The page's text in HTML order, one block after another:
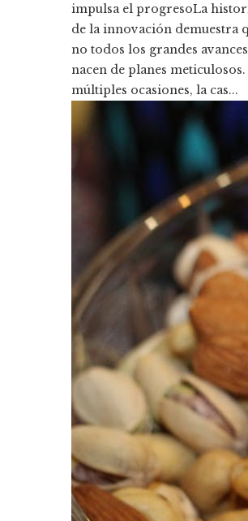
impulsa el progresoLa
de la innovación demuestra
no todos los grandes avances
nacen de planes meticulosos.
múltiples ocasiones, la cas...